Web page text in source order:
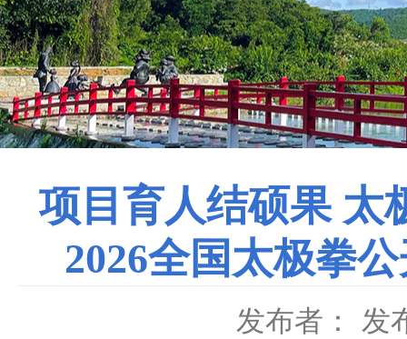
项目育人结硕果 太
2026全国太极拳
发布者： 发